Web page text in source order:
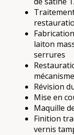
laiton
serrures
Révision
Mise en
Maquille
Finition
vernis